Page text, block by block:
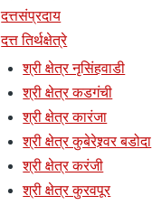
दत्तसंप्रदाय
दत्त तिर्थक्षेत्रे
श्री क्षेत्र नृसिंहवाडी
श्री क्षेत्र कडगंची
श्री क्षेत्र कारंजा
श्री क्षेत्र कुबेरेश्र्वर बडोदा
श्री क्षेत्र करंजी
श्री क्षेत्र कुरवपूर